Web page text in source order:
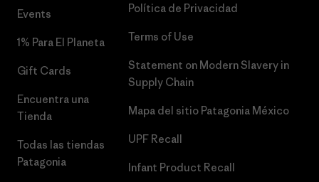
Events
1% Para El Planeta
Gift Cards
Encuentra una
Tienda
Todas las tiendas
Patagonia
Política de Privacidad
Terms of Use
Statement on Modern Slavery in
Supply Chain
Mapa del sitio Patagonia México
UPF Recall
Infant Product Recall